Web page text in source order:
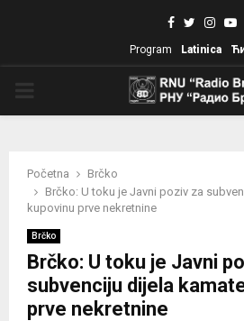
Facebook
Twitter
Program Latinica
Početna
Brčko
Brčko: U toku je Javni poziv za
kupovinu prve nekretnine
Brčko
Brčko: U toku je Javni
subvenciju dijela
prve nekretnine